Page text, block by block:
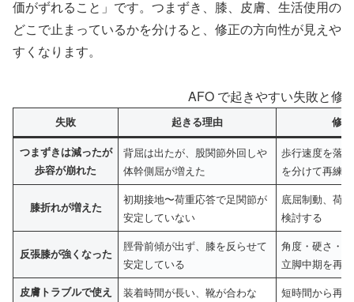
価がずれること」です。つまずき、膝、皮膚、生活使用の
どこで止まっているかを分けると、修正の方向性が見えや
すくなります。
AFO で起きやすい失敗と修
失敗 起きる理由 修
つまずきは減ったが
歩容が崩れた
背屈は出たが、股関節外回しや
体幹側屈が増えた
歩行速度を落
を分けて再練
膝折れが増えた
初期接地〜荷重応答で足関節が
安定していない
底屈制動、荷
検討する
反張膝が強くなった
脛骨前傾が出ず、膝を反らせて
安定している
角度・硬さ・
立脚中期を再
皮膚トラブルで使え
装着時間が長い、靴が合わな
短時間から再